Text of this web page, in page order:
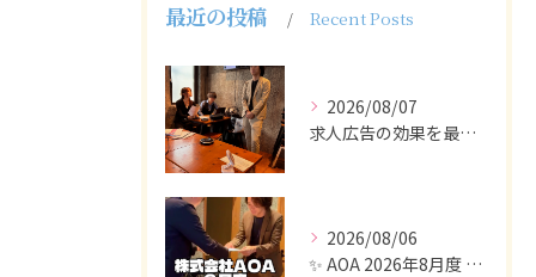
最近の投稿 Recent Posts
2026/08/07
求人広告の効果を最大化するために最も重要なのは、掲載タイミン...
2026/08/06
✨ AOA 2026年8月度 表彰式レポート ✨